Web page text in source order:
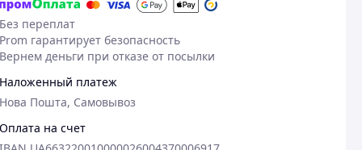
переплат
гарантирует безопасность
деньги при отказе от посылки
платеж
Пошта, Самовывоз
на счет